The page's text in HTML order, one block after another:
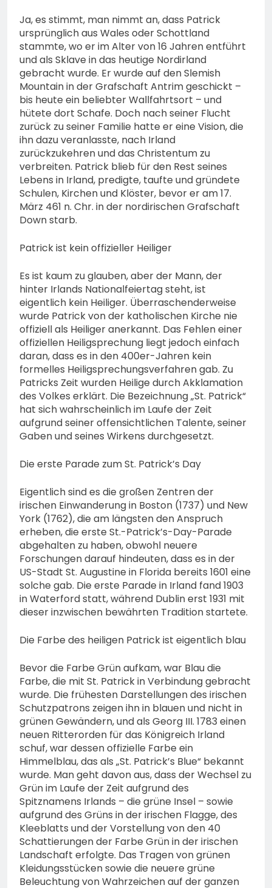
Ja, es stimmt, man nimmt an, dass Patrick
ursprünglich aus Wales oder Schottland
stammte, wo er im Alter von 16 Jahren entführt
und als Sklave in das heutige Nordirland
gebracht wurde. Er wurde auf den Slemish
Mountain in der Grafschaft Antrim geschickt –
bis heute ein beliebter Wallfahrtsort – und
hütete dort Schafe. Doch nach seiner Flucht
zurück zu seiner Familie hatte er eine Vision, die
ihn dazu veranlasste, nach Irland
zurückzukehren und das Christentum zu
verbreiten. Patrick blieb für den Rest seines
Lebens in Irland, predigte, taufte und gründete
Schulen, Kirchen und Klöster, bevor er am 17.
März 461 n. Chr. in der nordirischen Grafschaft
Down starb.
Patrick ist kein offizieller Heiliger
Es ist kaum zu glauben, aber der Mann, der
hinter Irlands Nationalfeiertag steht, ist
eigentlich kein Heiliger. Überraschenderweise
wurde Patrick von der katholischen Kirche nie
offiziell als Heiliger anerkannt. Das Fehlen einer
offiziellen Heiligsprechung liegt jedoch einfach
daran, dass es in den 400er-Jahren kein
formelles Heiligsprechungsverfahren gab. Zu
Patricks Zeit wurden Heilige durch Akklamation
des Volkes erklärt. Die Bezeichnung „St. Patrick“
hat sich wahrscheinlich im Laufe der Zeit
aufgrund seiner offensichtlichen Talente, seiner
Gaben und seines Wirkens durchgesetzt.
Die erste Parade zum St. Patrick’s Day
Eigentlich sind es die großen Zentren der
irischen Einwanderung in Boston (1737) und New
York (1762), die am längsten den Anspruch
erheben, die erste St.-Patrick’s-Day-Parade
abgehalten zu haben, obwohl neuere
Forschungen darauf hindeuten, dass es in der
US-Stadt St. Augustine in Florida bereits 1601 eine
solche gab. Die erste Parade in Irland fand 1903
in Waterford statt, während Dublin erst 1931 mit
dieser inzwischen bewährten Tradition startete.
Die Farbe des heiligen Patrick ist eigentlich blau
Bevor die Farbe Grün aufkam, war Blau die
Farbe, die mit St. Patrick in Verbindung gebracht
wurde. Die frühesten Darstellungen des irischen
Schutzpatrons zeigen ihn in blauen und nicht in
grünen Gewändern, und als Georg III. 1783 einen
neuen Ritterorden für das Königreich Irland
schuf, war dessen offizielle Farbe ein
Himmelblau, das als „St. Patrick’s Blue“ bekannt
wurde. Man geht davon aus, dass der Wechsel zu
Grün im Laufe der Zeit aufgrund des
Spitznamens Irlands – die grüne Insel – sowie
aufgrund des Grüns in der irischen Flagge, des
Kleeblatts und der Vorstellung von den 40
Schattierungen der Farbe Grün in der irischen
Landschaft erfolgte. Das Tragen von grünen
Kleidungsstücken sowie die neuere grüne
Beleuchtung von Wahrzeichen auf der ganzen